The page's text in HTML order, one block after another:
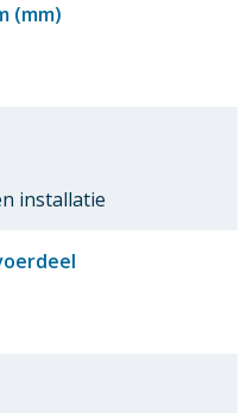
(mm)
installatie